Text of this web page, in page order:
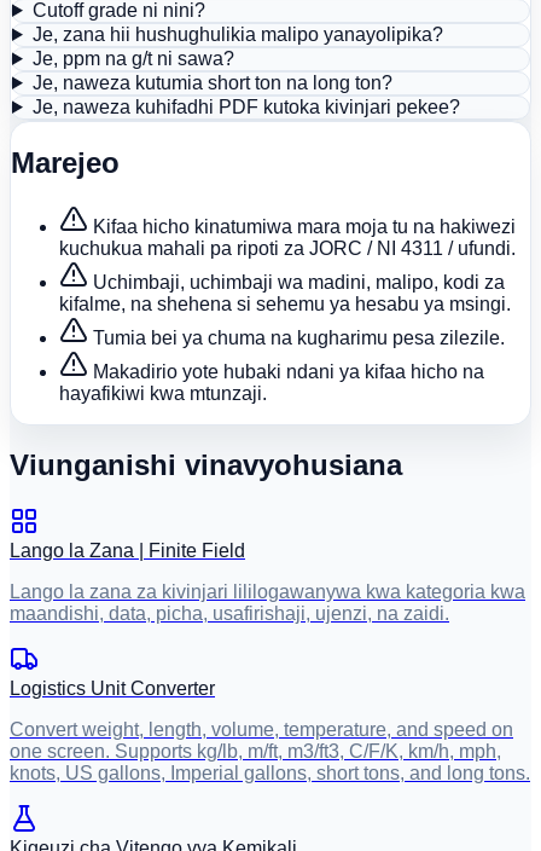
Cutoff grade ni nini?
Je, zana hii hushughulikia malipo yanayolipika?
Je, ppm na g/t ni sawa?
Je, naweza kutumia short ton na long ton?
Je, naweza kuhifadhi PDF kutoka kivinjari pekee?
Marejeo
Kifaa hicho kinatumiwa mara moja tu na hakiwezi
kuchukua mahali pa ripoti za JORC / NI 4311 / ufundi.
Uchimbaji, uchimbaji wa madini, malipo, kodi za
kifalme, na shehena si sehemu ya hesabu ya msingi.
Tumia bei ya chuma na kugharimu pesa zilezile.
Makadirio yote hubaki ndani ya kifaa hicho na
hayafikiwi kwa mtunzaji.
Viunganishi vinavyohusiana
Lango la Zana | Finite Field
Lango la zana za kivinjari lililogawanywa kwa kategoria kwa
maandishi, data, picha, usafirishaji, ujenzi, na zaidi.
Logistics Unit Converter
Convert weight, length, volume, temperature, and speed on
one screen. Supports kg/lb, m/ft, m3/ft3, C/F/K, km/h, mph,
knots, US gallons, Imperial gallons, short tons, and long tons.